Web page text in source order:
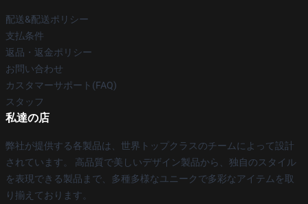
配送&配送ポリシー
支払条件
返品・返金ポリシー
お問い合わせ
カスタマーサポート(FAQ)
スタッフ
私達の店
弊社が提供する各製品は、世界トップクラスのチームによって設計
されています。 高品質で美しいデザイン製品から、独自のスタイル
を表現できる製品まで、多種多様なユニークで多彩なアイテムを取
り揃えております。